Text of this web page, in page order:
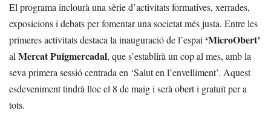
El programa inclourà una sèrie d’activitats formatives, xerrades,
exposicions i debats per fomentar una societat més justa. Entre les
primeres activitats destaca la inauguració de l’espai ‘MicroObert’
al Mercat Puigmercadal, que s’establirà un cop al mes, amb la
seva primera sessió centrada en ‘Salut en l’envelliment’. Aquest
esdeveniment tindrà lloc el 8 de maig i serà obert i gratuït per a
tots.